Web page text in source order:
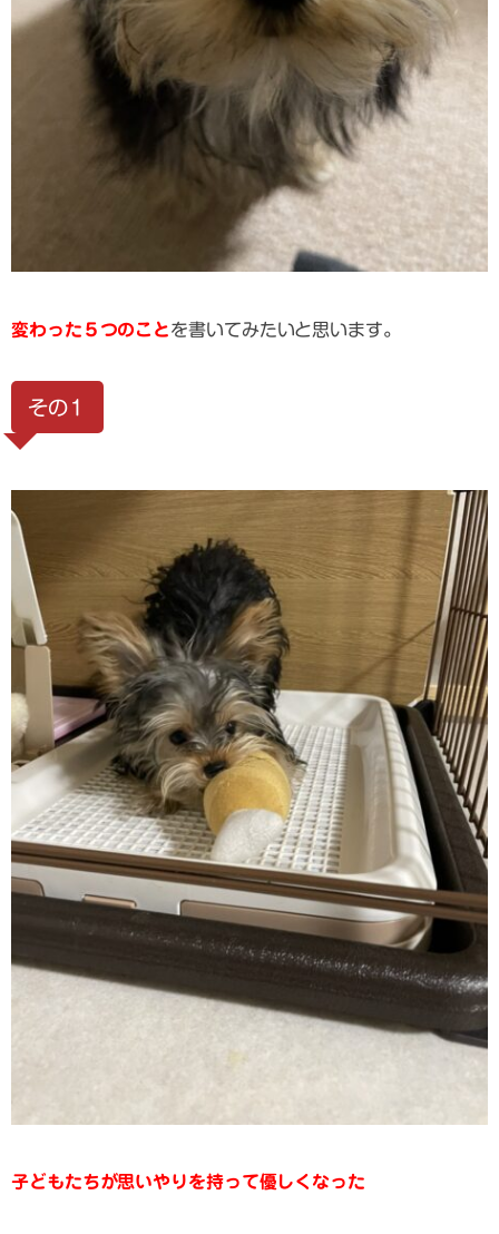
変わった５つのことを書いてみたいと思います。
その１
子どもたちが思いやりを持って優しくなった